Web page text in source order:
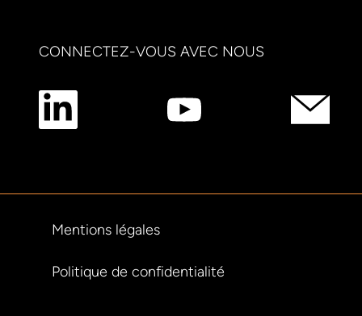
CONNECTEZ-VOUS AVEC NOUS
Mentions légales
Politique de confidentialité